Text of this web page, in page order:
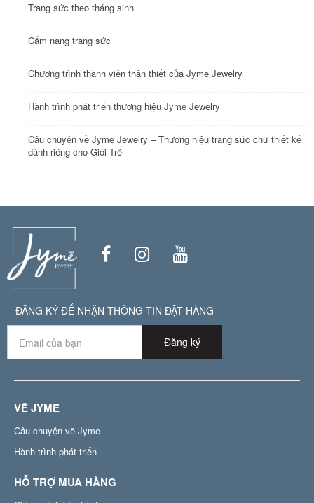
Trang sức theo tháng sinh
Cẩm nang trang sức
Chương trình thành viên thân thiết của Jyme Jewelry
Hành trình phát triển thương hiệu Jyme Jewelry
Câu chuyện về Jyme Jewelry – Thương hiệu trang sức chữ thiết kế
dành riêng cho Giới Trẻ
ĐĂNG KÝ ĐỂ NHẬN THÔNG TIN ĐẶT HÀNG
Đăng ký
VỀ JYME
Câu chuyện về Jyme
Hành trình phát triển
HỖ TRỢ MUA HÀNG